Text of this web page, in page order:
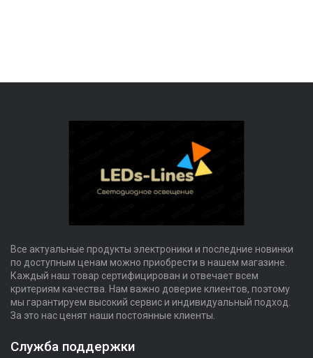
Все актуальные продукты электроники и последние новинки
по доступным ценам можно приобрести в нашем магазине.
Каждый наш товар сертифицирован и отвечает всем
критериям качества. Нам важно доверие клиентов, поэтому
мы гарантируем высокий сервис и индивидуальный подход.
За это нас ценят наши постоянные клиенты.
Служба поддержки